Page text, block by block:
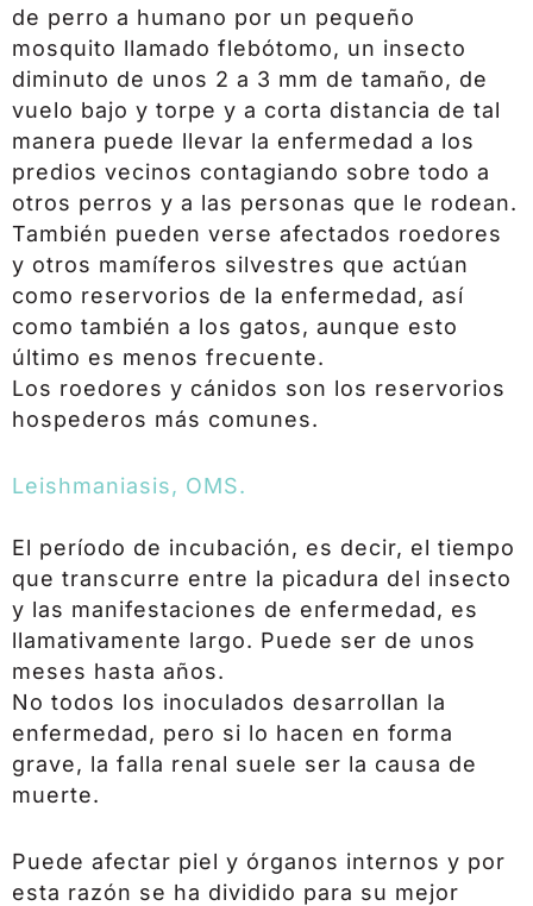
de perro a humano por un pequeño
mosquito llamado flebótomo, un insecto
diminuto de unos 2 a 3 mm de tamaño, de
vuelo bajo y torpe y a corta distancia de tal
manera puede llevar la enfermedad a los
predios vecinos contagiando sobre todo a
otros perros y a las personas que le rodean.
También pueden verse afectados roedores
y otros mamíferos silvestres que actúan
como reservorios de la enfermedad, así
como también a los gatos, aunque esto
último es menos frecuente.
Los roedores y cánidos son los reservorios
hospederos más comunes.
Leishmaniasis, OMS.
El período de incubación, es decir, el tiempo
que transcurre entre la picadura del insecto
y las manifestaciones de enfermedad, es
llamativamente largo. Puede ser de unos
meses hasta años.
No todos los inoculados desarrollan la
enfermedad, pero si lo hacen en forma
grave, la falla renal suele ser la causa de
muerte.
Puede afectar piel y órganos internos y por
esta razón se ha dividido para su mejor